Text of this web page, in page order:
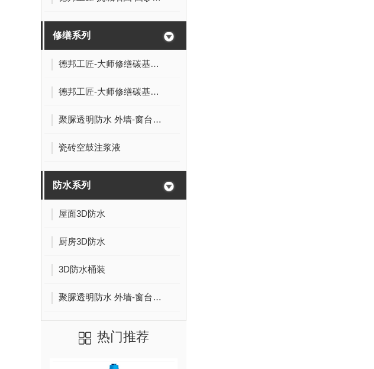
修缮系列
德邦工匠-大师修缮碳基空鼓胶-蓝标
德邦工匠-大师修缮碳基空鼓胶-白标
聚脲透明防水 外墙-窗台-卫生间修缮
瓷砖空鼓注浆液
防水系列
屋面3D防水
厨房3D防水
3D防水桶装
聚脲透明防水 外墙-窗台-卫生间修缮
热门推荐